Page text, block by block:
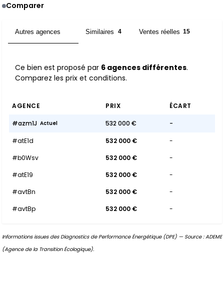
Comparer
Autres agences Similaires 4 Ventes réelles 15
Ce bien est proposé par 6 agences différentes.
Comparez les prix et conditions.
AGENCE PRIX ÉCART
#azm1J Actuel 532 000 € -
#atE1d 532 000 €
-
#b0Wsv
532 000 €
-
#atE19
532 000 €
-
#avtBn
532 000 €
-
#avtBp
532 000 € -
Informations issues des Diagnostics de Performance Énergétique (DPE) — Source : ADEME
(Agence de la Transition Écologique).